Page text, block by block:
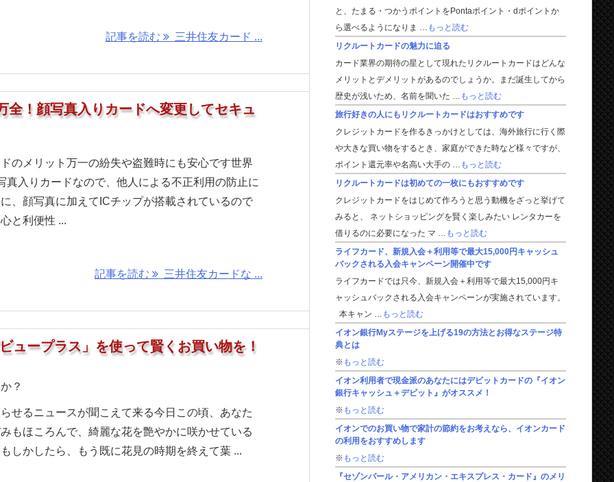
記事を読む 三井住友カード ...
！顔写真入りカードへ変更してセキュ
のメリット万一の紛失や盗難時にも安心です世界
真入りカードなので、他人による不正利用の防止に
、顔写真に加えてICチップが搭載されているので
と利便性 ...
記事を読む 三井住友カードな ...
ュープラス」を使って賢くお買い物を！
？
せるニュースが聞こえて来る今日この頃、あなた
もほころんで、綺麗な花を艶やかに咲かせている
しかしたら、もう既に花見の時期を終えて葉 ...
と、たまる・つかうポイントをPontaポイント・dポイントか
ら選べるようになりま …
もっと読む
リクルートカードの魅力に迫る
カード業界の期待の星として現れたリクルートカードはどんな
メリットとデメリットがあるのでしょうか。まだ誕生してから
歴史が浅いため、名前を聞いた …
もっと読む
旅行好きの人にもリクルートカードはおすすめです
クレジットカードを作るきっかけとしては、海外旅行に行く際
や大きな買い物をするとき、家庭ができた時など様々ですが、
ポイント還元率や名高い大手の …
もっと読む
リクルートカードは初めての一枚にもおすすめです
クレジットカードをはじめて作ろうと思う動機をざっと挙げて
みると、 ネットショッピングを賢く楽しみたい レンタカーを
借りるのに必要になった マ …
もっと読む
ライフカード、新規入会＋利用等で最大15,000円キャッシュ
バックされる入会キャンペーン開催中です
ライフカードでは只今、新規入会＋利用等で最大15,000円キ
ャッシュバックされる入会キャンペーンが実施されています。
本キャン …
もっと読む
イオン銀行Myステージを上げる19の方法とお得なステージ特
典とは
※ もっと読む
イオン利用者で現金派のあなたにはデビットカードの『イオン
銀行キャッシュ＋デビット』がオススメ！
※ もっと読む
イオンでのお買い物で家計の節約をお考えなら、イオンカード
の利用をおすすめします
※ もっと読む
『セゾンパール・アメリカン・エキスプレス・カード』のメリ